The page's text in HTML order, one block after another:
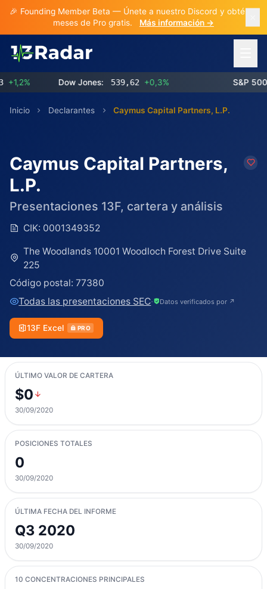
🎉 Founding Member Beta — Únete a nuestro Discord y obtén 3
meses de Pro gratis.
Más información →
Dow Jones: 539,62 +0,3% S&P 500:
Inicio Declarantes Caymus Capital Partners, L.P.
Caymus Capital Partners,
L.P.
Presentaciones 13F, cartera y análisis
CIK: 0001349352
The Woodlands 10001 Woodloch Forest Drive Suite
225
Código postal: 77380
Todas las presentaciones SEC· Datos verificados por ↗
13F Excel PRO
ÚLTIMO VALOR DE CARTERA
$0
30/09/2020
POSICIONES TOTALES
0
30/09/2020
ÚLTIMA FECHA DEL INFORME
Q3 2020
30/09/2020
10 CONCENTRACIONES PRINCIPALES